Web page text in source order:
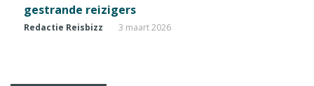
gestrande reizigers
Redactie Reisbizz 3 maart 2026